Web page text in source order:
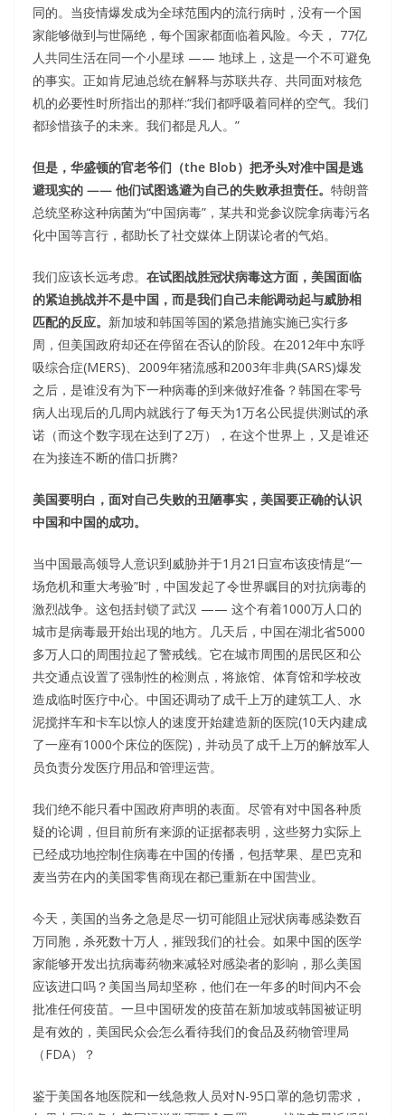
同的。当疫情爆发成为全球范围内的流行病时，没有一个国
家能够做到与世隔绝，每个国家都面临着风险。今天， 77亿
人共同生活在同一个小星球 —— 地球上，这是一个不可避免
的事实。正如肯尼迪总统在解释与苏联共存、共同面对核危
机的必要性时所指出的那样:“我们都呼吸着同样的空气。我们
都珍惜孩子的未来。我们都是凡人。”
但是，华盛顿的官老爷们（the Blob）把矛头对准中国是逃
避现实的 —— 他们试图逃避为自己的失败承担责任。 特朗普
总统坚称这种病菌为“中国病毒”，某共和党参议院拿病毒污名
化中国等言行，都助长了社交媒体上阴谋论者的气焰。
我们应该长远考虑。 在试图战胜冠状病毒这方面 ，美国面临
的紧迫挑战并不是中国 ， 而是我们自己未能调动起与威胁相
匹配的反应。 新加坡和韩国等国的紧急措施实施已实行多
周，但美国政府却还在停留在否认的阶段。在2012年中东呼
吸综合症(MERS)、2009年猪流感和2003年非典(SARS)爆发
之后，是谁没有为下一种病毒的到来做好准备？韩国在零号
病人出现后的几周内就践行了每天为1万名公民提供测试的承
诺（而这个数字现在达到了2万），在这个世界上，又是谁还
在为接连不断的借口折腾?
美国要明白， 面对自己失败的丑陋事实， 美国要正确的认识
中国和中国的成功。
当中国最高领导人意识到威胁并于1月21日宣布该疫情是“一
场危机和重大考验”时，中国发起了令世界瞩目的对抗病毒的
激烈战争。这包括封锁了武汉 —— 这个有着1000万人口的
城市是病毒最开始出现的地方。几天后，中国在湖北省5000
多万人口的周围拉起了警戒线。它在城市周围的居民区和公
共交通点设置了强制性的检测点，将旅馆、体育馆和学校改
造成临时医疗中心。中国还调动了成千上万的建筑工人、水
泥搅拌车和卡车以惊人的速度开始建造新的医院(10天内建成
了一座有1000个床位的医院)，并动员了成千上万的解放军人
员负责分发医疗用品和管理运营。
我们绝不能只看中国政府声明的表面。尽管有对中国各种质
疑的论调，但目前所有来源的证据都表明，这些努力实际上
已经成功地控制住病毒在中国的传播，包括苹果、星巴克和
麦当劳在内的美国零售商现在都已重新在中国营业。
今天，美国的当务之急是尽一切可能阻止冠状病毒感染数百
万同胞，杀死数十万人，摧毁我们的社会。如果中国的医学
家能够开发出抗病毒药物来减轻对感染者的影响，那么美国
应该进口吗？美国当局却坚称，他们在一年多的时间内不会
批准任何疫苗。一旦中国研发的疫苗在新加坡或韩国被证明
是有效的，美国民众会怎么看待我们的食品及药物管理局
（FDA）？
鉴于美国各地医院和一线急救人员对N-95口罩的急切需求，